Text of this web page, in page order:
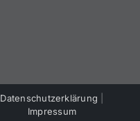
Datenschutzerklärung
Impressum